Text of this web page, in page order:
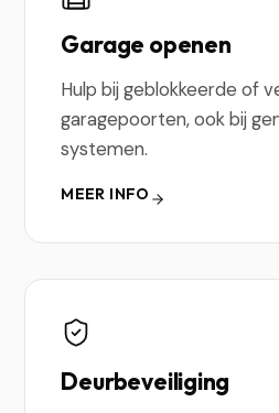
Garage openen
Hulp bij geblokkeerde of
garagepoorten, ook bij
systemen.
MEER INFO
Deurbeveiliging